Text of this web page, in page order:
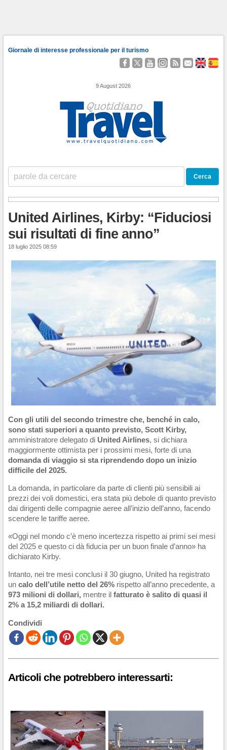
Giornale di interesse professionale per il turismo
SeguiciSeguiGuardaciSeguiciSeguiContattaci
About
9 August 2026
United Airlines, Kirby: “Fiduciosi
sui risultati di fine anno”
18 luglio 2025 08:59
Con gli utili del secondo trimestre che, benché in calo,
sono stati superiori a quanto previsto, Scott Kirby,
amministratore delegato di United Airlines, si dichiara
maggiormente ottimista per i prossimi mesi, forte di una
domanda di viaggio si sta riprendendo dopo un inizio
difficile del 2025.
La domanda, in particolare da parte di clienti più sensibili ai
prezzi dei voli domestici, era stata più debole di quanto previsto
dai dirigenti delle compagnie aeree all’inizio dell’anno, facendo
scendere le tariffe aeree.
«Oggi nel mondo c’è meno incertezza rispetto ai primi sei mesi
del 2025 e questo ci dà fiducia per un buon finale d’anno» ha
dichiarato Kirby.
Intanto, nei tre mesi conclusi il 30 giugno, United ha registrato
un calo dell’utile netto del 26%rispetto all’anno precedente, a
973 milioni di dollari,mentre il fatturato è salito di quasi il
2% a 15,2 miliardi di dollari.
Condividi
Articoli che potrebbero interessarti: